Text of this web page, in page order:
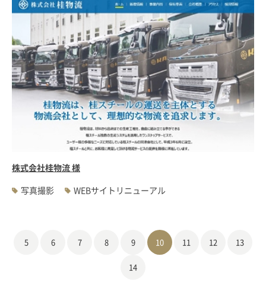
株式会社桂物流 様
写真撮影
WEBサイトリニューアル
5 6 7 8 9 10 11 12 13
14